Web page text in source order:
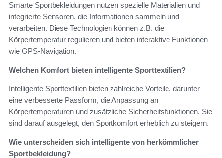
Smarte Sportbekleidungen nutzen spezielle Materialien und
integrierte Sensoren, die Informationen sammeln und
verarbeiten. Diese Technologien können z.B. die
Körpertemperatur regulieren und bieten interaktive Funktionen
wie GPS-Navigation.
Welchen Komfort bieten intelligente Sporttextilien?
Intelligente Sporttextilien bieten zahlreiche Vorteile, darunter
eine verbesserte Passform, die Anpassung an
Körpertemperaturen und zusätzliche Sicherheitsfunktionen. Sie
sind darauf ausgelegt, den Sportkomfort erheblich zu steigern.
Wie unterscheiden sich intelligente von herkömmlicher
Sportbekleidung?